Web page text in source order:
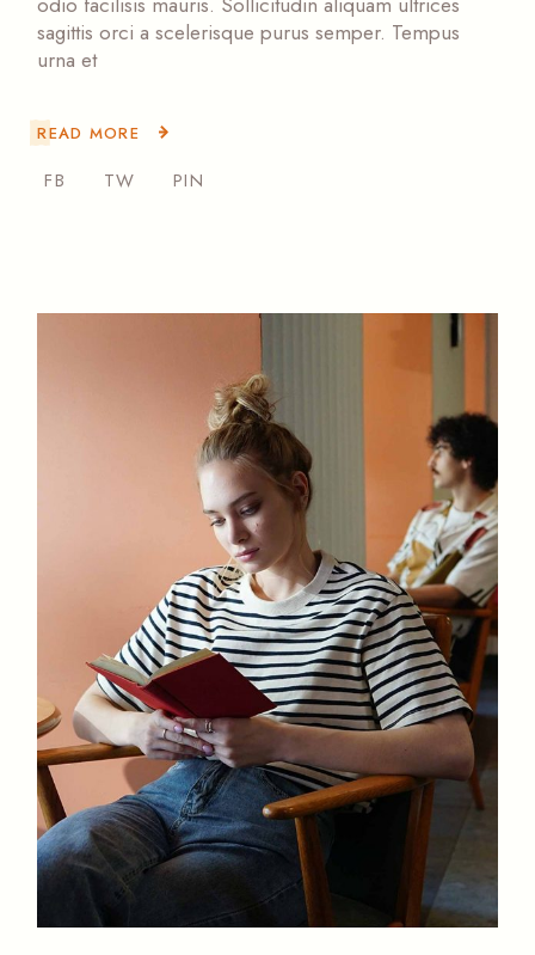
sagittis orci a scelerisque purus semper. Tempus
urna et
READ MORE
FB TW PIN